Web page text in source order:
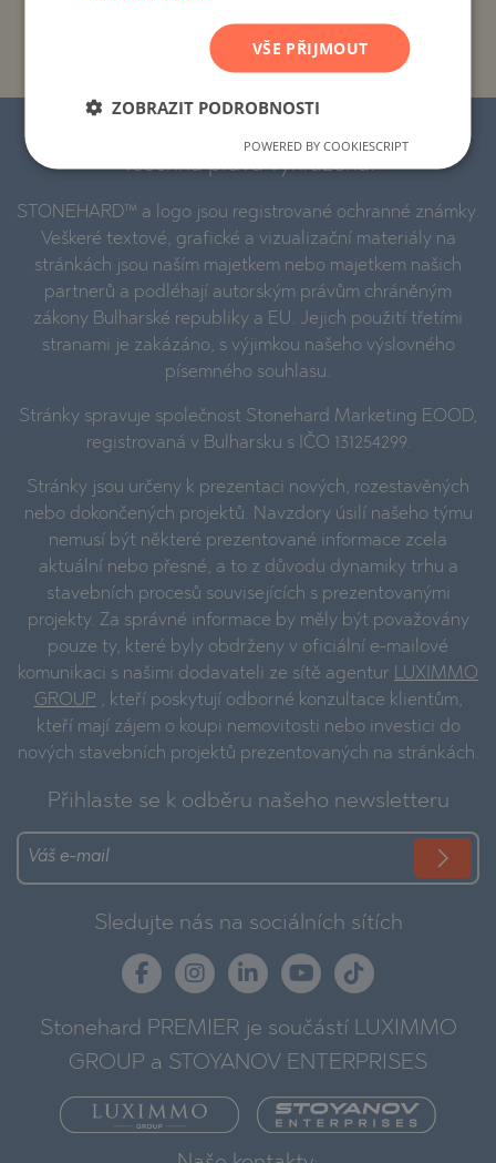
PROJEKTY A NEMOVITOSTI PODLE NÁZVU
Všechna práva vyhrazena.
STONEHARD™ a logo jsou registrované ochranné známky.
Veškeré textové, grafické a vizualizační materiály na
stránkách jsou naším majetkem nebo majetkem našich
partnerů a podléhají autorským právům chráněným
zákony Bulharské republiky a EU. Jejich použití třetími
stranami je zakázáno, s výjimkou našeho výslovného
písemného souhlasu.
Stránky spravuje společnost Stonehard Marketing EOOD,
registrovaná v Bulharsku s IČO 131254299.
Stránky jsou určeny k prezentaci nových, rozestavěných
nebo dokončených projektů. Navzdory úsilí našeho týmu
nemusí být některé prezentované informace zcela
aktuální nebo přesné, a to z důvodu dynamiky trhu a
stavebních procesů souvisejících s prezentovanými
projekty. Za správné informace by měly být považovány
pouze ty, které byly obdrženy v oficiální e-mailové
komunikaci s našimi dodavateli ze sítě agentur LUXIMMO
GROUP , kteří poskytují odborné konzultace klientům,
kteří mají zájem o koupi nemovitosti nebo investici do
nových stavebních projektů prezentovaných na stránkách.
Přihlaste se k odběru našeho newsletteru
Sledujte nás na sociálních sítích
Stonehard PREMIER je součástí LUXIMMO
GROUP a STOYANOV ENTERPRISES
CZECH
VŠE PŘIJMOUT
ZOBRAZIT PODROBNOSTI
POWERED BY COOKIESCRIPT